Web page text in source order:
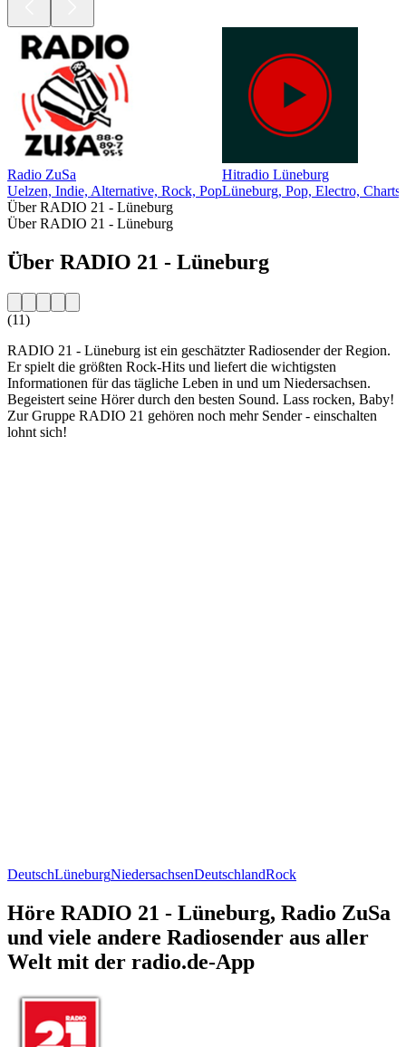
Radio ZuSa
Uelzen, Indie, Alternative, Rock, Pop
Hitradio Lüneburg
Lüneburg, Pop, Electro, Charts
Über RADIO 21 - Lüneburg
Über RADIO 21 - Lüneburg
Über RADIO 21 - Lüneburg
(11)
RADIO 21 - Lüneburg ist ein geschätzter Radiosender der Region.
Er spielt die größten Rock-Hits und liefert die wichtigsten
Informationen für das tägliche Leben in und um Niedersachsen.
Begeistert seine Hörer durch den besten Sound. Lass rocken, Baby!
Zur Gruppe RADIO 21 gehören noch mehr Sender - einschalten
lohnt sich!
DeutschLüneburgNiedersachsenDeutschlandRock
Höre RADIO 21 - Lüneburg, Radio ZuSa
und viele andere Radiosender aus aller
Welt mit der radio.de-App